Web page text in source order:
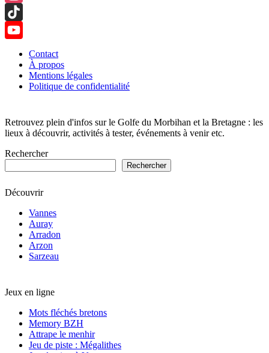
Instagram
TikTok
Channel
Contact
À propos
Mentions légales
Politique de confidentialité
Retrouvez plein d'infos sur le Golfe du Morbihan et la Bretagne : les
lieux à découvrir, activités à tester, événements à venir etc.
Rechercher
Rechercher
Découvrir
Vannes
Auray
Arradon
Arzon
Sarzeau
Jeux en ligne
Mots fléchés bretons
Memory BZH
Attrape le menhir
Jeu de piste : Mégalithes